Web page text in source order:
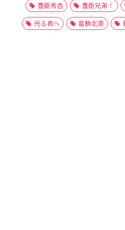
豊臣秀吉
豊臣兄弟！
光る君へ
葛飾北斎